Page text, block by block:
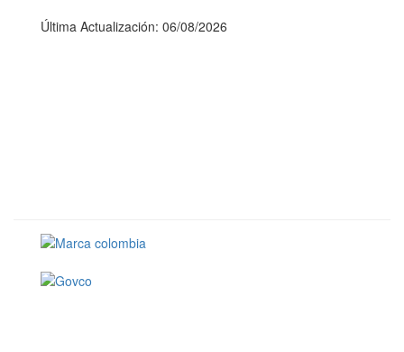
Última Actualización: 06/08/2026